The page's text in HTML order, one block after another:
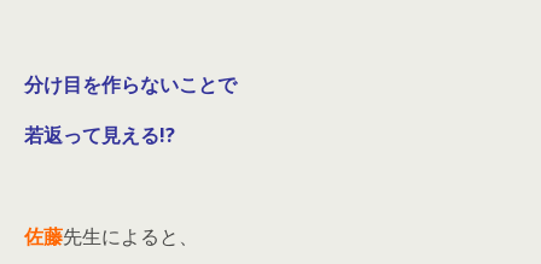
分け目を作らないことで
若返って見える!?
佐藤先生によると、